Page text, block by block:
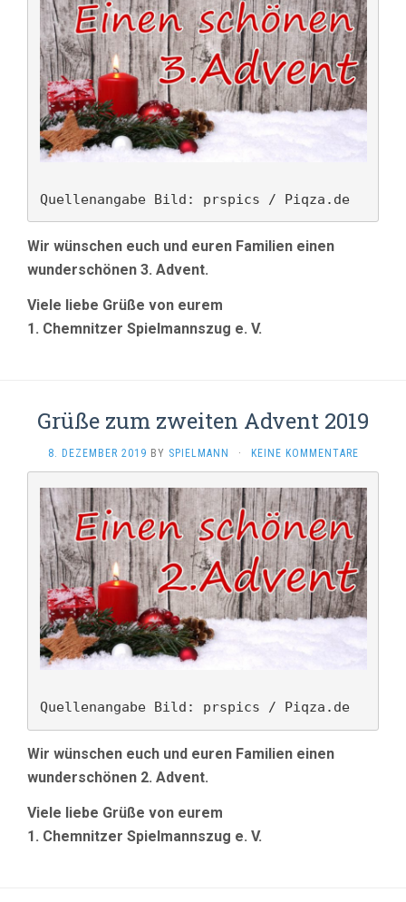
Quellenangabe Bild: prspics / Piqza.de
Wir wünschen euch und euren Familien einen
wunderschönen 3. Advent.
Viele liebe Grüße von eurem
1. Chemnitzer Spielmannszug e. V.
Grüße zum zweiten Advent 2019
8. DEZEMBER 2019 BY SPIELMANN · KEINE KOMMENTARE
Quellenangabe Bild: prspics / Piqza.de
Wir wünschen euch und euren Familien einen
wunderschönen 2. Advent.
Viele liebe Grüße von eurem
1. Chemnitzer Spielmannszug e. V.